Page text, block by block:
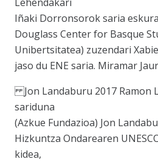
Iñaki Dorronsorok saria
Douglass Center for Basque
Unibertsitatea) zuzendari
jaso du ENE saria. Miramar
Jon Landaburu 2017 Ramon
sariduna
(Azkue Fundazioa) Jon
Hizkuntza Ondarearen
kidea,